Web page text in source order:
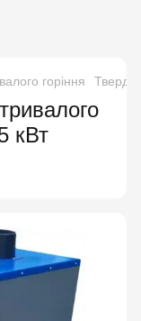
горіння
кВт